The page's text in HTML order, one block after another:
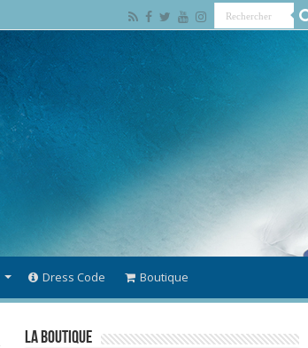
Dress Code Boutique
La Boutique